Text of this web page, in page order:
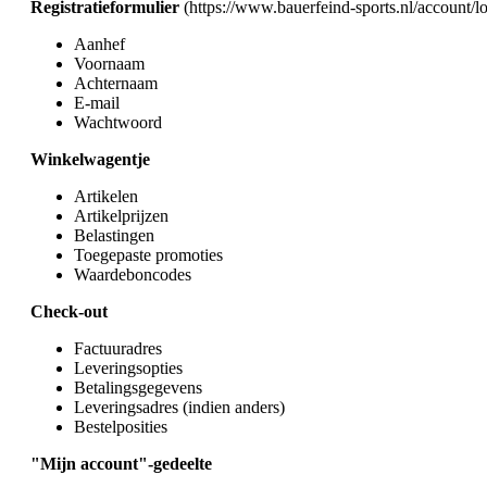
Registratieformulier (https://www.bauerfeind-sports.nl/account/
Aanhef
Voornaam
Achternaam
E-mail
Wachtwoord
Winkelwagentje
Artikelen
Artikelprijzen
Belastingen
Toegepaste promoties
Waardeboncodes
Check-out
Factuuradres
Leveringsopties
Betalingsgegevens
Leveringsadres (indien anders)
Bestelposities
"Mijn account"-gedeelte